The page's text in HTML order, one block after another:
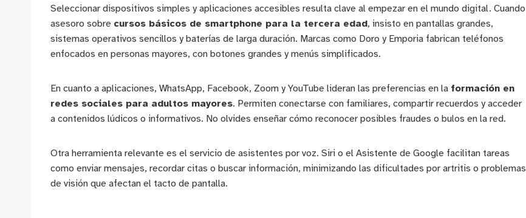
Seleccionar dispositivos simples y aplicaciones accesibles resulta clave al empezar en el mundo digital. Cuando
asesoro sobre cursos básicos de smartphone para la tercera edad, insisto en pantallas grandes,
sistemas operativos sencillos y baterías de larga duración. Marcas como Doro y Emporia fabrican teléfonos
enfocados en personas mayores, con botones grandes y menús simplificados.
En cuanto a aplicaciones, WhatsApp, Facebook, Zoom y YouTube lideran las preferencias en la formación en
redes sociales para adultos mayores. Permiten conectarse con familiares, compartir recuerdos y acceder
a contenidos lúdicos o informativos. No olvides enseñar cómo reconocer posibles fraudes o bulos en la red.
Otra herramienta relevante es el servicio de asistentes por voz. Siri o el Asistente de Google facilitan tareas
como enviar mensajes, recordar citas o buscar información, minimizando las dificultades por artritis o problemas
de visión que afectan el tacto de pantalla.